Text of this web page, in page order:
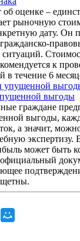
оценке –
рыночную
дату. Он
к
течение 6
выгоды
граждане
выгоды,
а значит,
экспертизу.
может быть